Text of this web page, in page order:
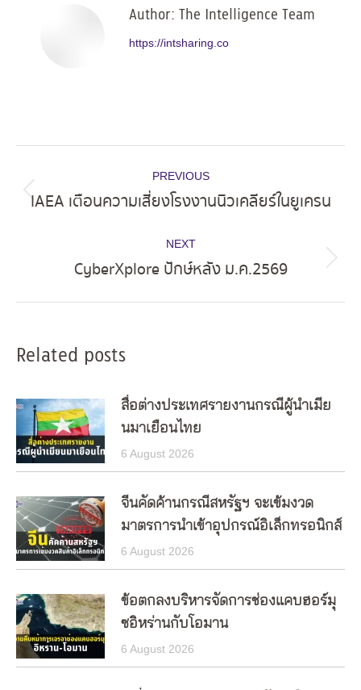
Author: The Intelligence Team
https://intsharing.co
navigation
PREVIOUS
Previous
IAEA เตือนความเสี่ยงโรงงานนิวเคลียร์ในยูเครน
NEXT
Next
CyberXplore ปักษ์หลัง ม.ค.2569
Related posts
สื่อต่างประเทศรายงานกรณีผู้นำเมีย
นมาเยือนไทย
6 August 2026
จีนคัดค้านกรณีสหรัฐฯ จะเข้มงวด
มาตรการนำเข้าอุปกรณ์อิเล็กทรอนิกส์
6 August 2026
ข้อตกลงบริหารจัดการช่องแคบฮอร์มุ
ซอิหร่านกับโอมาน
6 August 2026